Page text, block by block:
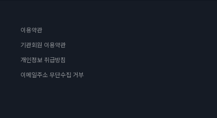
이용약관
기관회원 이용약관
개인정보 취급방침
이메일주소 무단수집 거부